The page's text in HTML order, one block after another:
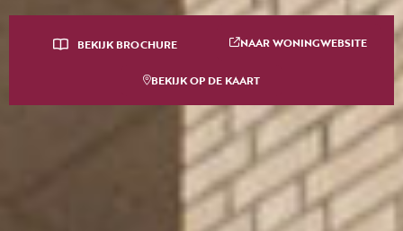
BEKIJK BROCHURE NAAR WONINGWEBSITE
BEKIJK OP DE KAART